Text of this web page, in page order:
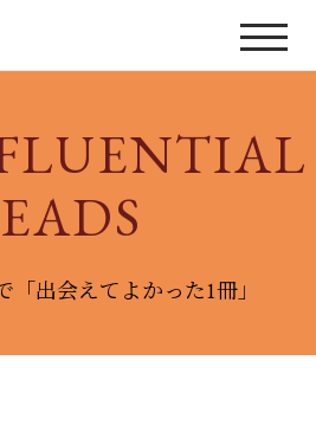
「出会えてよかった1冊」